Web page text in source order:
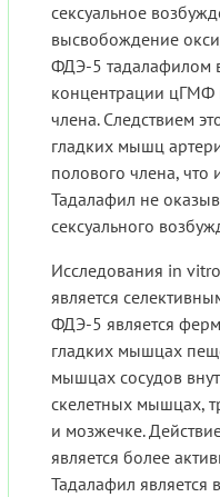
сексуальное
высвобождение
ФДЭ-5 тадалафилом
концентрации цГМФ
члена. Следствием
гладких мышц
полового члена,
Тадалафил не
сексуального
Исследования in
является
ФДЭ-5 является
гладких мышцах
мышцах сосудов
скелетных мышцах,
и мозжечке.
является более
Тадалафил